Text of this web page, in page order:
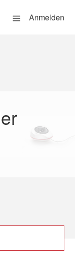
Anmelden